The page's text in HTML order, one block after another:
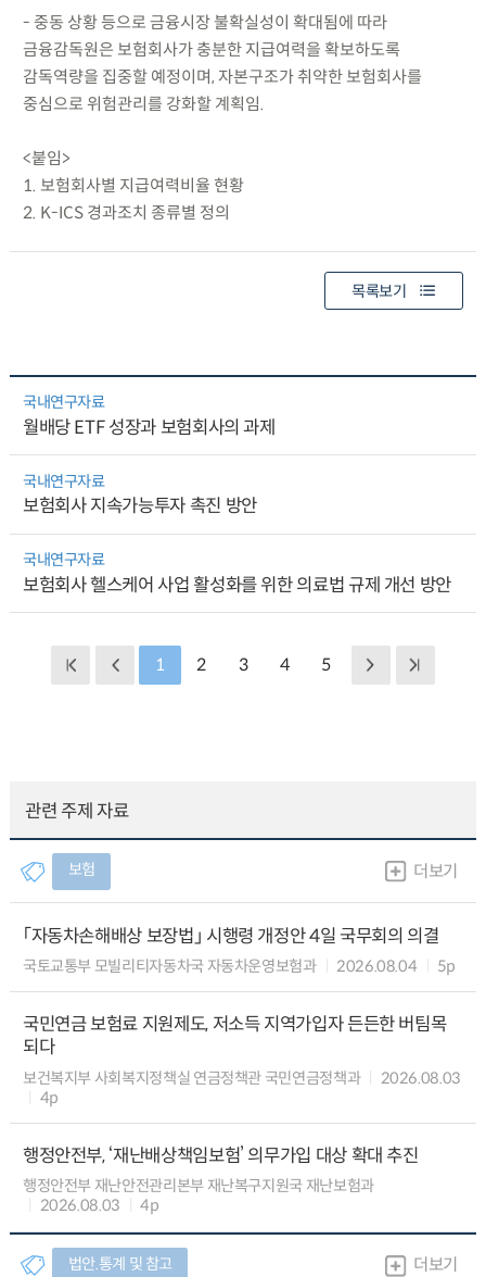
- 중동 상황 등으로 금융시장 불확실성이 확대됨에 따라
금융감독원은 보험회사가 충분한 지급여력을 확보하도록
감독역량을 집중할 예정이며, 자본구조가 취약한 보험회사를
중심으로 위험관리를 강화할 계획임.
<붙임>
1. 보험회사별 지급여력비율 현황
2. K-ICS 경과조치 종류별 정의
목록보기
국내연구자료
월배당 ETF 성장과 보험회사의 과제
국내연구자료
보험회사 지속가능투자 촉진 방안
국내연구자료
보험회사 헬스케어 사업 활성화를 위한 의료법 규제 개선 방안
1 2 3 4 5
관련 주제 자료
보험 더보기
「자동차손해배상 보장법」 시행령 개정안 4일 국무회의 의결
국토교통부 모빌리티자동차국 자동차운영보험과 2026.08.04 5p
국민연금 보험료 지원제도, 저소득 지역가입자 든든한 버팀목
되다
보건복지부 사회복지정책실 연금정책관 국민연금정책과
2026.08.03
4p
행정안전부, ‘재난배상책임보험’ 의무가입 대상 확대 추진
행정안전부 재난안전관리본부 재난복구지원국 재난보험과
2026.08.03
4p
법안.통계 및 참고 더보기